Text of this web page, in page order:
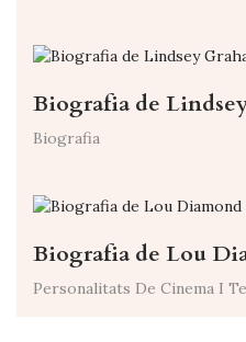
Biografia de
Biografia
Biografia de Lou
Personalitats De Cinema I